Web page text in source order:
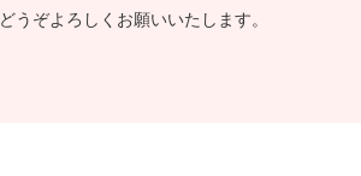
どうぞよろしくお願いいたします。